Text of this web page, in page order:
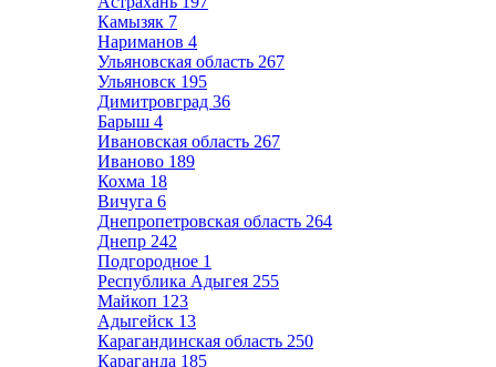
Камызяк 7
Нариманов 4
Ульяновская область 267
Ульяновск 195
Димитровград 36
Барыш 4
Ивановская область 267
Иваново 189
Кохма 18
Вичуга 6
Днепропетровская область 264
Днепр 242
Подгородное 1
Республика Адыгея 255
Майкоп 123
Адыгейск 13
Карагандинская область 250
Караганда 185